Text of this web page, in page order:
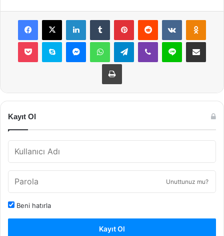
Facebook
X LinkedInTumblr PinterestReddit VKontakte
Pocket Skype MessengerWhatsAppTelegramViber Line E-Posta ile
Yazdır
Kayıt Ol
Unuttunuz mu?
Beni hatırla
Kayıt Ol